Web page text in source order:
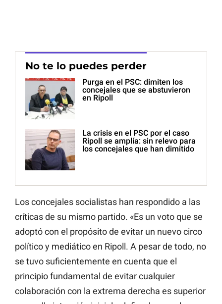
No te lo puedes perder
Purga en el PSC: dimiten los
concejales que se abstuvieron
en Ripoll
La crisis en el PSC por el caso
Ripoll se amplía: sin relevo para
los concejales que han dimitido
Los concejales socialistas han respondido a las
críticas de su mismo partido. «Es un voto que se
adoptó con el propósito de evitar un nuevo circo
político y mediático en Ripoll. A pesar de todo, no
se tuvo suficientemente en cuenta que el
principio fundamental de evitar cualquier
colaboración con la extrema derecha es superior